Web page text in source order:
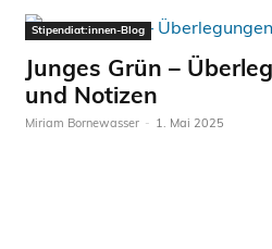
Stipendiat:innen-Blog
Junges Grün –
und Notizen
Miriam Bornewasser - 1. Mai 2025